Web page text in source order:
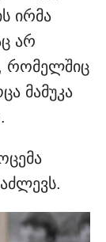
ირმა
არ
რომელშიც
მამუკა